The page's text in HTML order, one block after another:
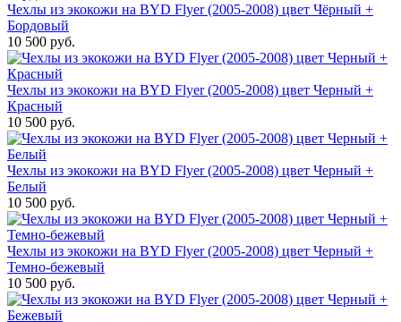
Чехлы из экокожи на BYD Flyer (2005-2008) цвет Чёрный +
Бордовый
10 500 руб.
Чехлы из экокожи на BYD Flyer (2005-2008) цвет Черный +
Красный
10 500 руб.
Чехлы из экокожи на BYD Flyer (2005-2008) цвет Черный +
Белый
10 500 руб.
Чехлы из экокожи на BYD Flyer (2005-2008) цвет Черный +
Темно-бежевый
10 500 руб.